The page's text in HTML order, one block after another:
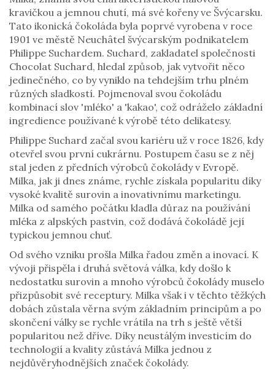
kravičkou a jemnou chutí, má své kořeny ve Švýcarsku.
Tato ikonická čokoláda byla poprvé vyrobena v roce
1901 ve městě Neuchâtel švýcarským podnikatelem
Philippe Suchardem. Suchard, zakladatel společnosti
Chocolat Suchard, hledal způsob, jak vytvořit něco
jedinečného, co by vyniklo na tehdejším trhu plném
různých sladkostí. Pojmenoval svou čokoládu
kombinací slov 'mléko' a 'kakao', což odráželo základní
ingredience používané k výrobě této delikatesy.
Philippe Suchard začal svou kariéru už v roce 1826, kdy
otevřel svou první cukrárnu. Postupem času se z něj
stal jeden z předních výrobců čokolády v Evropě.
Milka, jak ji dnes známe, rychle získala popularitu díky
vysoké kvalitě surovin a inovativnímu marketingu.
Milka od samého počátku kladla důraz na používání
mléka z alpských pastvin, což dodává čokoládě její
typickou jemnou chuť.
Od svého vzniku prošla Milka řadou změn a inovací. K
vývoji přispěla i druhá světová válka, kdy došlo k
nedostatku surovin a mnoho výrobců čokolády muselo
přizpůsobit své receptury. Milka však i v těchto těžkých
dobách zůstala věrna svým základním principům a po
skončení války se rychle vrátila na trh s ještě větší
popularitou než dříve. Díky neustálým investicím do
technologií a kvality zůstává Milka jednou z
nejdůvěryhodnějších značek čokolády.